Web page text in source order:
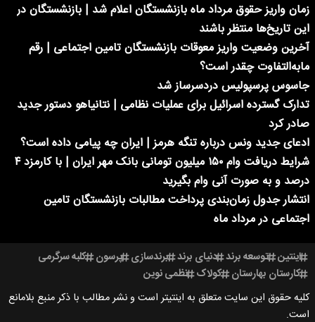
زمان واریز حقوق مرداد ماه بازنشستگان اعلام شد | بازنشستگان در
این تاریخ‌ها منتظر باشند
آخرین وضعیت واریز معوقات بازنشستگان تامین اجتماعی | رقم
مابه‌التفاوت چقدر است؟
جاسوس پرسپولیس دردسرساز شد
تدارک گسترده اسرائیل برای عملیات نظامی | نتانیاهو دستور جدید
صادر کرد
ادعای جدید ونس درباره تنگه هرمز | ایران چه پیامی داده است؟
شرایط دریافت وام ۱۵۰ میلیون تومانی بانک مهر ایران | با کارمزد ۴
درصد و به صورت آنی وام بگیرید
انتشار جدول زمان‌بندی پرداخت مطالبات بازنشستگان تامین
اجتماعی در مرداد ماه
اینتین توسعه برند دنیای برند برندسازی پرسون کلبه سرگرمی
کارستان بهارستان کولاک نظمی نوین
کلیه حقوق این سایت متعلق به اینتیتر است و نشر مطالب با ذکر منبع بلامانع
است.